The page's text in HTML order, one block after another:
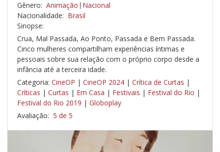
Gênero: Animação Nacional
Nacionalidade: Brasil
Sinopse:
Crua, Mal Passada, Ao Ponto, Passada e Bem Passada.
Cinco mulheres compartilham experiências íntimas e
pessoais sobre sua relação com o próprio corpo desde a
infância até a terceira idade.
Categoria: CineOP | CineOP 2024 | Crítica de Curtas |
Críticas | Curtas | Em Casa | Festivais | Festival do Rio |
Festival do Rio 2019 | Globoplay
Avaliação: 5 de 5